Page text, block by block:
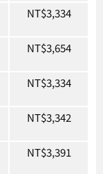
NT$3,334
NT$3,654
NT$3,334
NT$3,342
NT$3,391